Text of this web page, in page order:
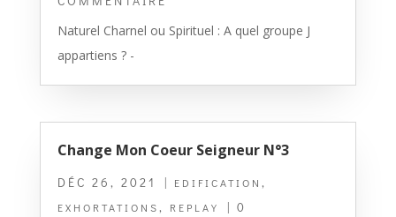
Naturel Charnel ou Spirituel : A quel groupe J
appartiens ? -
Change Mon Coeur Seigneur N°3
DÉC 26, 2021 | EDIFICATION ,
EXHORTATIONS, REPLAY
| 0